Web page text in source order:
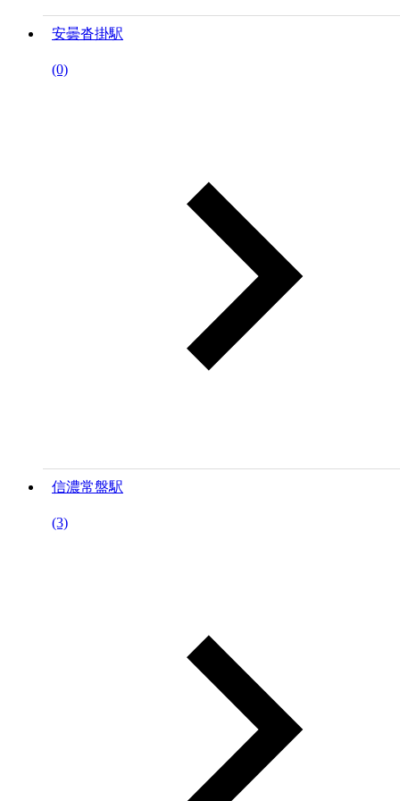
安曇沓掛駅
(0)
信濃常盤駅
(3)